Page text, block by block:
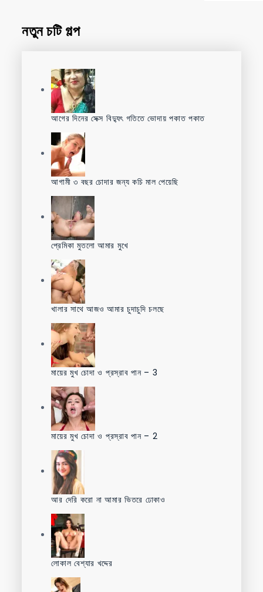
নতুন চটি গল্প
আগের দিনের সেক্স বিদ্যুৎ গতিতে ভোদায় পকাত পকাত
আগামী ৩ বছর চোদার জন্য কচি মাল পেয়েছি
প্রেমিকা মুতলো আমার মুখে
খালার সাথে আজও আমার চুদাচুদি চলছে
মায়ের মুখ চোদা ও প্রস্রাব পান – 3
মায়ের মুখ চোদা ও প্রস্রাব পান – 2
আর দেরি করো না আমার ভিতরে ঢোকাও
লোকাল বেশ্যার খদ্দের